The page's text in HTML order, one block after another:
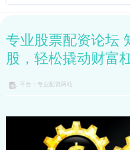
专业股票配资论坛
股，轻松撬动财富
平台：专业配资网站